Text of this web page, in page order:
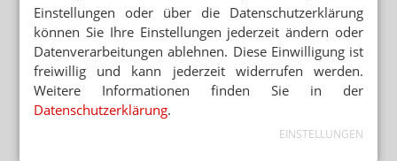
Einstellungen oder über die Datenschutzerklärung
können Sie Ihre Einstellungen jederzeit ändern oder
Datenverarbeitungen ablehnen. Diese Einwilligung ist
freiwillig und kann jederzeit widerrufen werden.
Weitere Informationen finden Sie in der
Datenschutzerklärung.
EINSTELLUNGEN
Mehr aus Ressort
„DIESE REGIERUNG MUSS WEG“
Protest gegen die Bundesregierung
MEHR HITZETOTE
Hitzeschutz: Was tut die Bundesregierung?
BUNDESREGIERUNG PRÜFT UMSETZUNGSBEDARF